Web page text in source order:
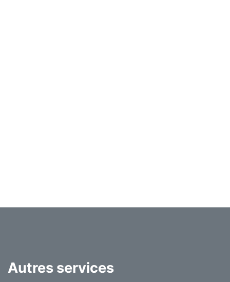
Autres services